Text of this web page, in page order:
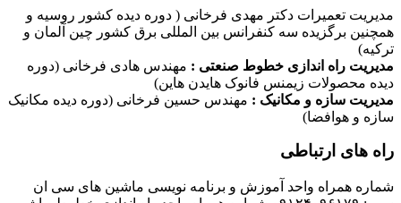
مدیریت تعمیرات دکتر مهدی فرخانی ( دوره دیده کشور روسیه و
همچنین برگزیده سه کنفرانس بین المللی برق کشور چین آلمان و
ترکیه)
مدیریت راه اندازی خطوط صنعتی : مهندس هادی فرخانی (دوره
دیده محصولات زیمنس فانوک هایدن هاین)
مدیریت سازه و مکانیک : مهندس حسین فرخانی (دوره دیده مکانیک
سازه و هوافضا)
راه های ارتباطی
شماره همراه واحد آموزش و برنامه نویسی ماشین های سی ان